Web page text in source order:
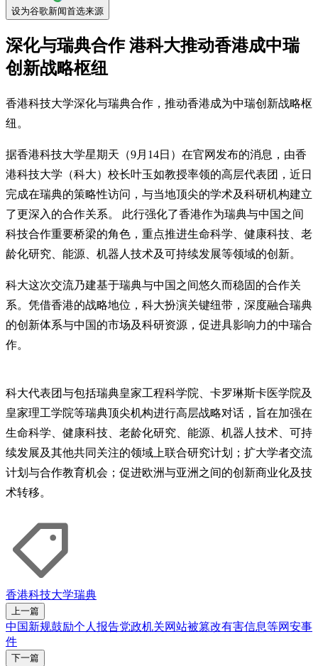
设为谷歌新闻首选来源
深化与瑞典合作 港科大推动香港成中瑞
创新战略枢纽
香港科技大学深化与瑞典合作，推动香港成为中瑞创新战略枢
纽。
据香港科技大学星期天（9月14日）在官网发布的消息，由香
港科技大学（科大）校长叶玉如教授率领的高层代表团，近日
完成在瑞典的策略性访问，与当地顶尖的学术及科研机构建立
了更深入的合作关系。 此行强化了香港作为瑞典与中国之间
科技合作重要桥梁的角色，重点推进生命科学、健康科技、老
龄化研究、能源、机器人技术及可持续发展等领域的创新。
科大这次交流乃建基于瑞典与中国之间悠久而稳固的合作关
系。凭借香港的战略地位，科大扮演关键纽带，深度融合瑞典
的创新体系与中国的市场及科研资源，促进具影响力的中瑞合
作。
科大代表团与包括瑞典皇家工程科学院、卡罗琳斯卡医学院及
皇家理工学院等瑞典顶尖机构进行高层战略对话，旨在加强在
生命科学、健康科技、老龄化研究、能源、机器人技术、可持
续发展及其他共同关注的领域上联合研究计划；扩大学者交流
计划与合作教育机会；促进欧洲与亚洲之间的创新商业化及技
术转移。
香港科技大学瑞典
上一篇
中国新规鼓励个人报告党政机关网站被篡改有害信息等网安事
件
下一篇